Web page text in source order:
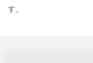
す。